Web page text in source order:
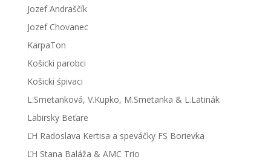
Jozef Andraščík
Jozef Chovanec
KarpaTon
Košicki parobci
Košicki śpivaci
L.Smetanková, V.Kupko, M.Smetanka & L.Latinák
Labirsky Beťare
ĽH Radoslava Kertisa a speváčky FS Borievka
ĽH Stana Baláža & AMC Trio